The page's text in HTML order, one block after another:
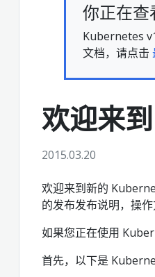
你正在
Kubernetes
文档，请点击
欢迎来
2015.03.20
欢迎来到新的
的发布发布说明，操
如果您正在使用
首先，以下是